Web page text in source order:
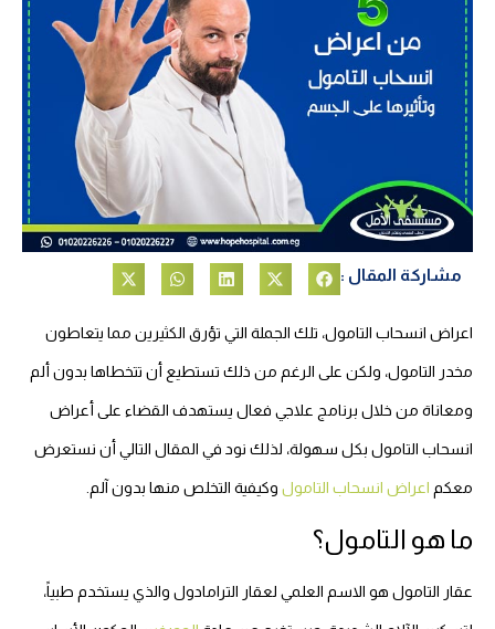
مشاركة المقال :
اعراض انسحاب التامول، تلك الجملة التي تؤرق الكثيرين مما يتعاطون
مخدر التامول، ولكن على الرغم من ذلك تستطيع أن تتخطاها بدون ألم
ومعاناة من خلال برنامج علاجي فعال يستهدف القضاء على أعراض
انسحاب التامول بكل سهولة، لذلك نود في المقال التالي أن نستعرض
معكم اعراض انسحاب التامول وكيفية التخلص منها بدون آلم.
ما هو التامول؟
عقار التامول هو الاسم العلمي لعقار الترامادول والذي يستخدم طبياً،